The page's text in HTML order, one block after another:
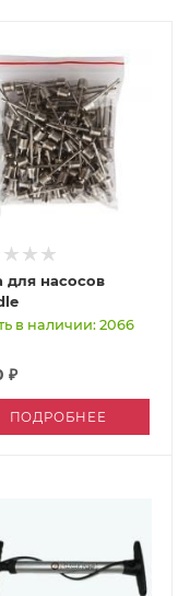
для насосов
в наличии: 2066
₽
ПОДРОБНЕЕ